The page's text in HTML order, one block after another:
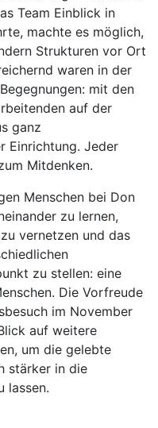
Team Einblick in
machte es möglich,
Strukturen vor Ort
waren in der
mit den
auf der
ganz
Einrichtung. Jeder
Mitdenken.
Menschen bei Don
zu lernen,
vernetzen und das
zu stellen: eine
Die Vorfreude
im November
auf weitere
um die gelebte
stärker in die
lassen.